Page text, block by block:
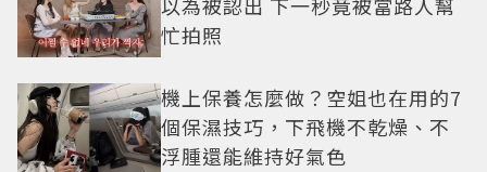
以為被認出 下一秒竟被當路人幫
忙拍照
機上保養怎麼做？空姐也在用的7
個保濕技巧，下飛機不乾燥、不
浮腫還能維持好氣色